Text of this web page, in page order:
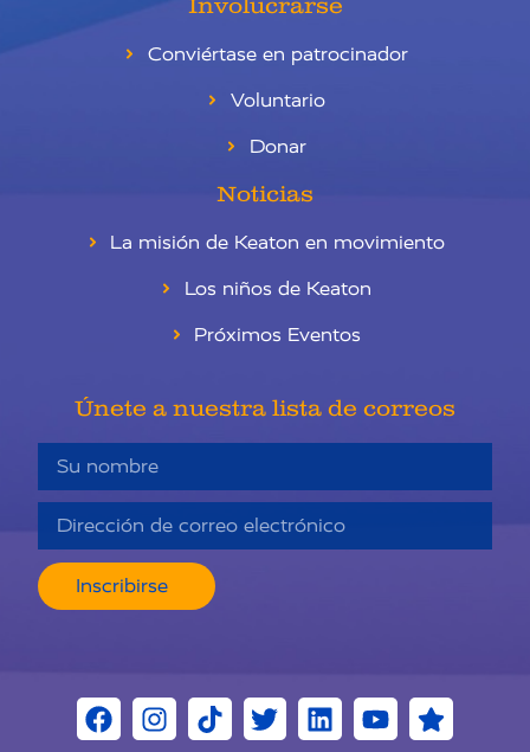
Involucrarse
Conviértase en patrocinador
Voluntario
Donar
Noticias
La misión de Keaton en movimiento
Los niños de Keaton
Próximos Eventos
Únete a nuestra lista de correos
Inscribirse